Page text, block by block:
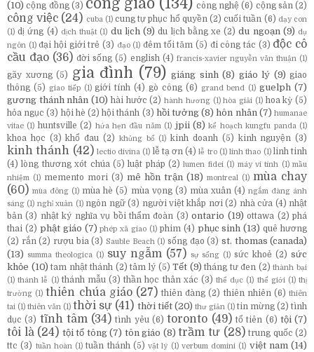
(10) cộng đồng (3) công giáo (134) công nghệ (6) cộng sản (2)
công việc (24) cuba (1) cung tự phục hổ quyền (2) cuối tuần (6) dạy con
(1) dị ứng (4) dịch thuật (1) du lịch (9) du lịch bằng xe (2) du ngoạn (9) dụ
ngôn (1) đại hội giới trẻ (3) đạo (1) đêm tối tăm (5) đi công tác (3) độc cô
cầu đạo (36) đời sống (5) english (4) francis-xavier nguyễn văn thuận (1)
gãy xương (5) gia đình (79) giáng sinh (8) giáo lý (9) giao
thông (5) giao tiếp (1) giới tính (4) gò công (6) grand bend (1) guelph (7)
gương thánh nhân (10) hài hước (2) hành hương (1) hòa giải (1) hoa kỳ (5)
hỏa ngục (3) hội hè (2) hội thánh (3) hồi tưởng (8) hôn nhân (7) humanae
vitae (1) huntsville (2) hứa hẹn đầu năm (1) jpii (8) kế hoạch kungfu panda (1)
khoa học (3) khổ đau (2) khủng bố (1) kinh doanh (5) kinh nguyện (3)
kinh thánh (42) lectio divina (1) lễ tạ ơn (4) lễ tro (1) linh thao (1) linh tinh
(4) lòng thương xót chúa (5) luật pháp (2) lumen fidei (1) máy vi tính (1) mầu
nhiệm (1) memento mori (3) mê hồn trận (18) montreal (1) mùa chay
(60) mùa đông (1) mùa hè (5) mùa vọng (3) mùa xuân (4) ngắm đàng ánh
sáng (1) nghỉ xuân (1) ngôn ngữ (3) người việt khắp nơi (2) nhà cửa (4) nhật
bản (3) nhật ký nghĩa vụ bồi thẩm đoàn (3) ontario (19) ottawa (2) phá
thai (2) phật giáo (7) phép xã giao (1) phim (4) phục sinh (13) quê hương
(2) rắn (2) rượu bia (3) Sauble Beach (1) sống đạo (3) st. thomas (canada)
(13)
summa theologica (1) suy ngẫm (57) sự sống (1) sức khoẻ (2) sức
khỏe (10) tam nhật thánh (2) tâm lý (5) Tết (9) tháng tư đen (2) thành bại
(1) thánh lễ (1) thánh mẫu (3) thần học thân xác (3) thể dục (1) thế giới (1) thị
trường (1) thiên chúa giáo (27) thiên đàng (2) thiên nhiên (6) thiên
tai (1) thiên văn (1) thời sự (41) thời tiết (20) thư giản (1) tin mừng (2) tình
dục (3) tĩnh tâm (34) tình yêu (6) toronto (49) tổ tiên (6) tội (7)
tôi là (24) tội tổ tông (7) tôn giáo (8) trầm tư (28) trung quốc (2)
ttc (3) tuần hoàn (1) tuần thánh (5) vật lý (1) verbum domini (1) việt nam (14)